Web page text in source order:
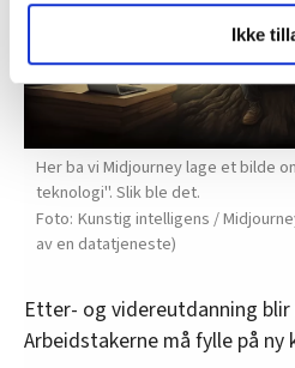
LO Medias publikasjoner
og fontene.no bruker
lære hvordan våre nettsider
relevant innhold, tilpassede
Vi deler bare informasjon om
nettstedet med LO Medias
innenfor analyse og
oversikten lengre ned på denne
Ikke
Her ba vi Midjourney lage et bilde
teknologi". Slik ble det.
Kunstig intelligens /
av en datatjeneste)
Etter- og videreutdanning
Arbeidstakerne må fylle på ny